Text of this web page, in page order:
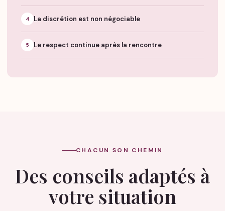
4 La discrétion est non négociable
5 Le respect continue après la rencontre
CHACUN SON CHEMIN
Des conseils adaptés à
votre situation